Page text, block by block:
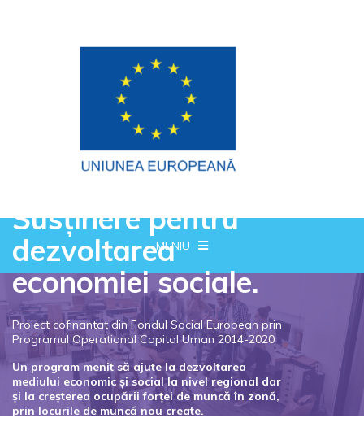
MENIU
Susținere pentru
dezvoltarea
economiei sociale.
Proiect cofinantat din Fondul Social European prin
Programul Operational Capital Uman 2014-2020
Un program menit să ajute la dezvoltarea
mediului economic și social la nivel regional dar
și la creșterea ocupării forței de muncă în zonă,
prin locurile de muncă nou create.